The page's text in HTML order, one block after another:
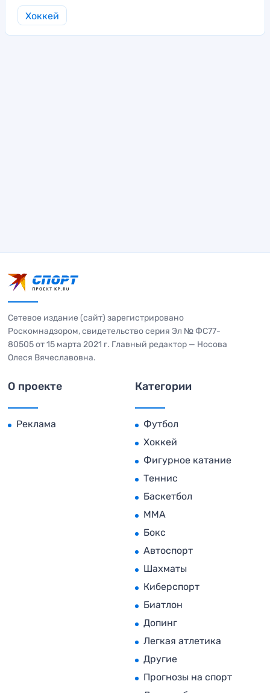
Хоккей
Сетевое издание (сайт) зарегистрировано
Роскомнадзором, свидетельство серия Эл № ФС77-
80505 от 15 марта 2021 г. Главный редактор — Носова
Олеся Вячеславовна.
О проекте
Реклама
Категории
Футбол
Хоккей
Фигурное катание
Теннис
Баскетбол
MMA
Бокс
Автоспорт
Шахматы
Киберспорт
Биатлон
Допинг
Легкая атлетика
Другие
Прогнозы на спорт